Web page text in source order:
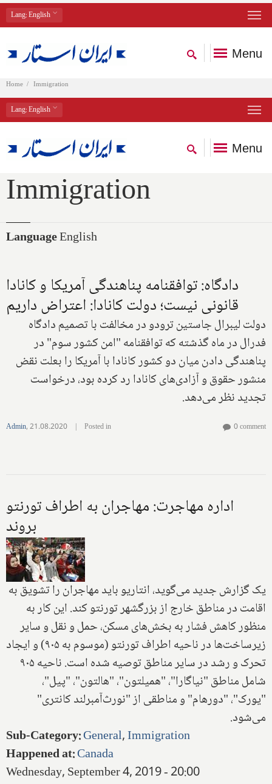
Lang: English
Menu
Home Immigration
Lang: English
Menu
Immigration
LanguageEnglish
دادگاه: توافقنامه پناهندگی آمریکا و کانادا
قانونی نیست؛ دولت کانادا: اعتراض داریم
دولت لیبرال جاستین ترودو در مخالفت با تصمیم دادگاه
فدرال در ماه گذشته که توافقنامه "امن کشور سوم" در
پناهندگی دادن میان دو کشور کانادا با آمریکا را بعلت نقض
منشور حقوق و آزادی‌های کانادا رد کرده بود، درخواست
تجدید نظر می‌دهد.
Admin,21.08.2020 | Posted in 0 comment
اداره مهاجرت: مهاجران به اطراف تورنتو
بروند
یک گزارش جدید می‌گوید‌، انتاریو باید مهاجران را تشویق به
اقامت در مناطق خارج از بزرگشهر تورنتو کند. این کار به
منظور كاهش فشار به بخش‌های مسكن‌، حمل و نقل و سایر
زیرساخت‌ها در ناحیه اطراف تورنتو (موسوم به ۹۰۵) و ایجاد
تحرک و رشد در سایر مناطق توصیه شده است. ناحیه ۹۰۵
شامل مناطق "نیاگارا"، "همیلتون"، "هالتون"، "پیل"،
"یورک"، "دورهام" و مناطقی از "نورث‌آمبرلند کانتری"
می‌شود.
Sub-Category:General,Immigration
Happened at:Canada
Wednesday, September 4, 2019 - 20:00